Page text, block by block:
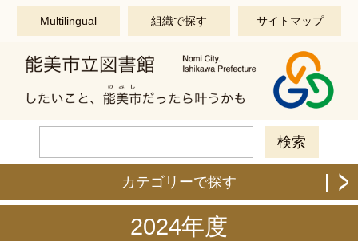
このページの本文へ移動する
Multilingual 組織で探す サイトマップ
カテゴリーで探す
2024年度